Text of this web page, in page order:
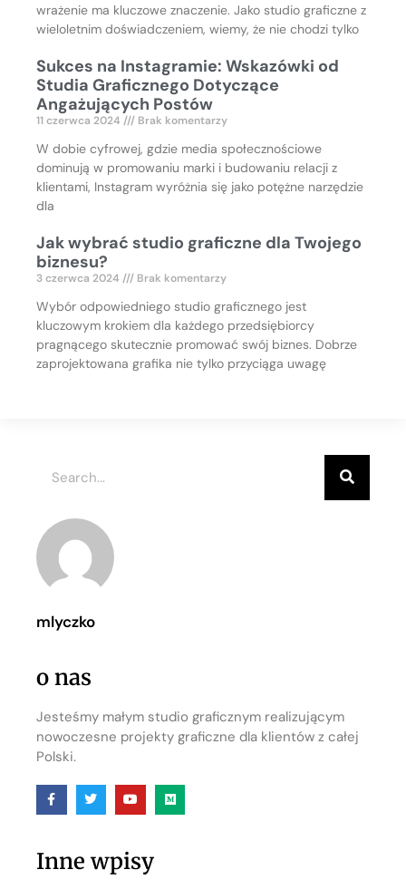
wrażenie ma kluczowe znaczenie. Jako studio graficzne z
wieloletnim doświadczeniem, wiemy, że nie chodzi tylko
Sukces na Instagramie: Wskazówki od
Studia Graficznego Dotyczące
Angażujących Postów
11 czerwca 2024 Brak komentarzy
W dobie cyfrowej, gdzie media społecznościowe
dominują w promowaniu marki i budowaniu relacji z
klientami, Instagram wyróżnia się jako potężne narzędzie
dla
Jak wybrać studio graficzne dla Twojego
biznesu?
3 czerwca 2024 Brak komentarzy
Wybór odpowiedniego studio graficznego jest
kluczowym krokiem dla każdego przedsiębiorcy
pragnącego skutecznie promować swój biznes. Dobrze
zaprojektowana grafika nie tylko przyciąga uwagę
mlyczko
o nas
Jesteśmy małym studio graficznym realizującym
nowoczesne projekty graficzne dla klientów z całej
Polski.
Inne wpisy